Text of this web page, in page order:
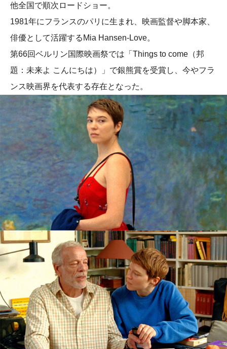
他全国で順次ロードショー。
1981年にフランスのパリに生まれ、映画監督や脚本家、
俳優として活躍するMia Hansen-Love。
第66回ベルリン国際映画祭では「Things to come（邦
題：未来よ こんにちは）」で銀熊賞を受賞し、今やフラ
ンス映画界を代表する存在となった。